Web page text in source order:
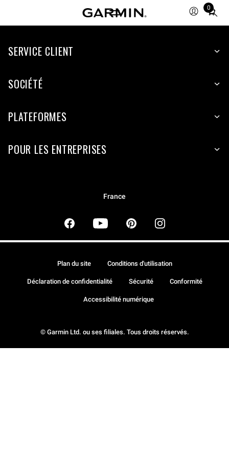
0
Total
items
cart:
SERVICE CLIENT
SOCIÉTÉ
PLATEFORMES
POUR LES ENTREPRISES
France
© Garmin Ltd. ou ses filiales. Tous droits réservés.
Plan du site Conditions d'utilisation
Déclaration de confidentialité Sécurité Conformité
Accessibilité numérique